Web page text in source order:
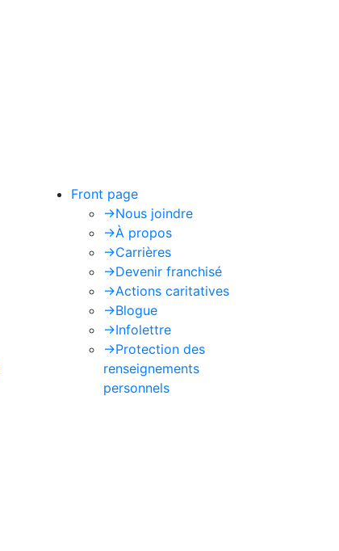
Front page
->Nous joindre
->À propos
->Carrières
->Devenir franchisé
->Actions caritatives
->Blogue
->Infolettre
->Protection des
renseignements
personnels